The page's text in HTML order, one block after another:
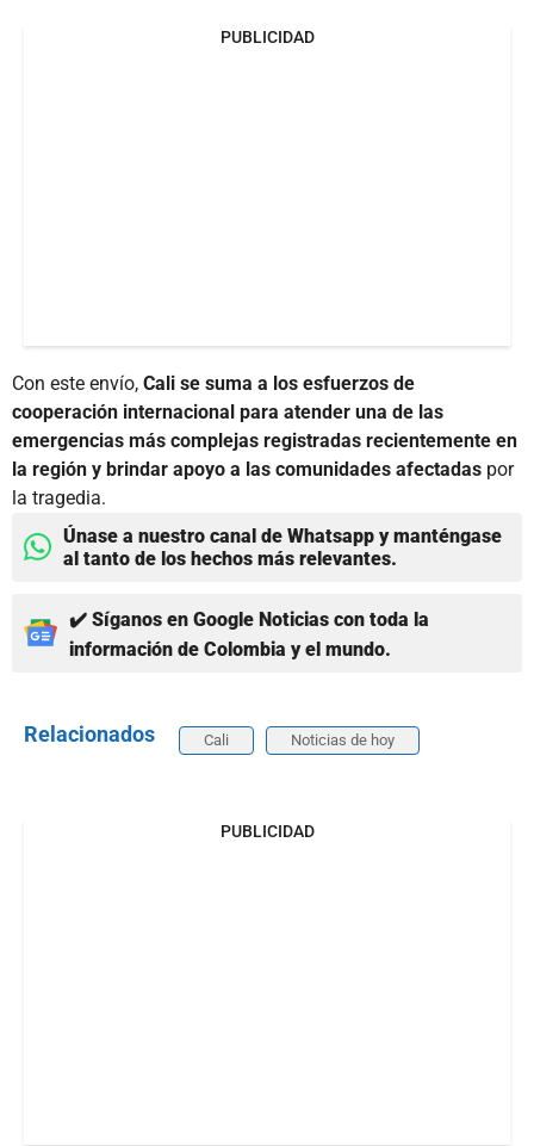
PUBLICIDAD
Con este envío, Cali se suma a los esfuerzos de
cooperación internacional para atender una de las
emergencias más complejas registradas recientemente en
la región y brindar apoyo a las comunidades afectadas por
la tragedia.
Únase a nuestro canal de Whatsapp y manténgase
al tanto de los hechos más relevantes.
✔️ Síganos en Google Noticias con toda la
información de Colombia y el mundo.
Relacionados Cali Noticias de hoy
PUBLICIDAD